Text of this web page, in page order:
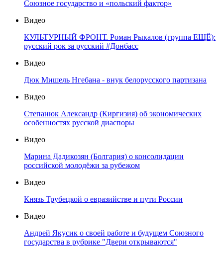
Союзное государство и «польский фактор»
Видео
КУЛЬТУРНЫЙ ФРОНТ. Роман Рыкалов (группа ЕЩЁ):
русский рок за русский #Донбасс
Видео
Дюк Мишель Нгебана - внук белорусского партизана
Видео
Степанюк Александр (Киргизия) об экономических
особенностях русской диаспоры
Видео
Марина Дадикозян (Болгария) о консолидации
российской молодёжи за рубежом
Видео
Князь Трубецкой о евразийстве и пути России
Видео
Андрей Якусик о своей работе и будущем Союзного
государства в рубрике "Двери открываются"